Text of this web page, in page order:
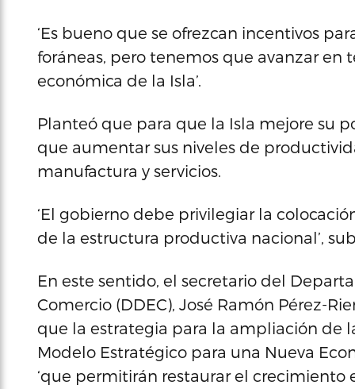
‘Es bueno que se ofrezcan incentivos
foráneas, pero tenemos que avanzar
económica de la Isla’.
Planteó que para que la Isla mejore su
que aumentar sus niveles de
manufactura y servicios.
‘El gobierno debe privilegiar la
de la estructura productiva nacional’,
En este sentido, el secretario del
Comercio (DDEC), José Ramón Pérez-
que la estrategia para la ampliación de
Modelo Estratégico para una Nueva
‘que permitirán restaurar el crecimiento